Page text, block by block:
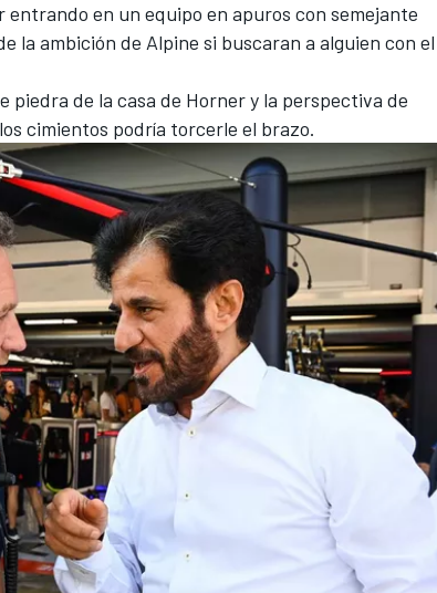
entrando en un equipo en apuros con semejante
la ambición de Alpine si buscaran a alguien con el
piedra de la casa de Horner y la perspectiva de
cimientos podría torcerle el brazo.